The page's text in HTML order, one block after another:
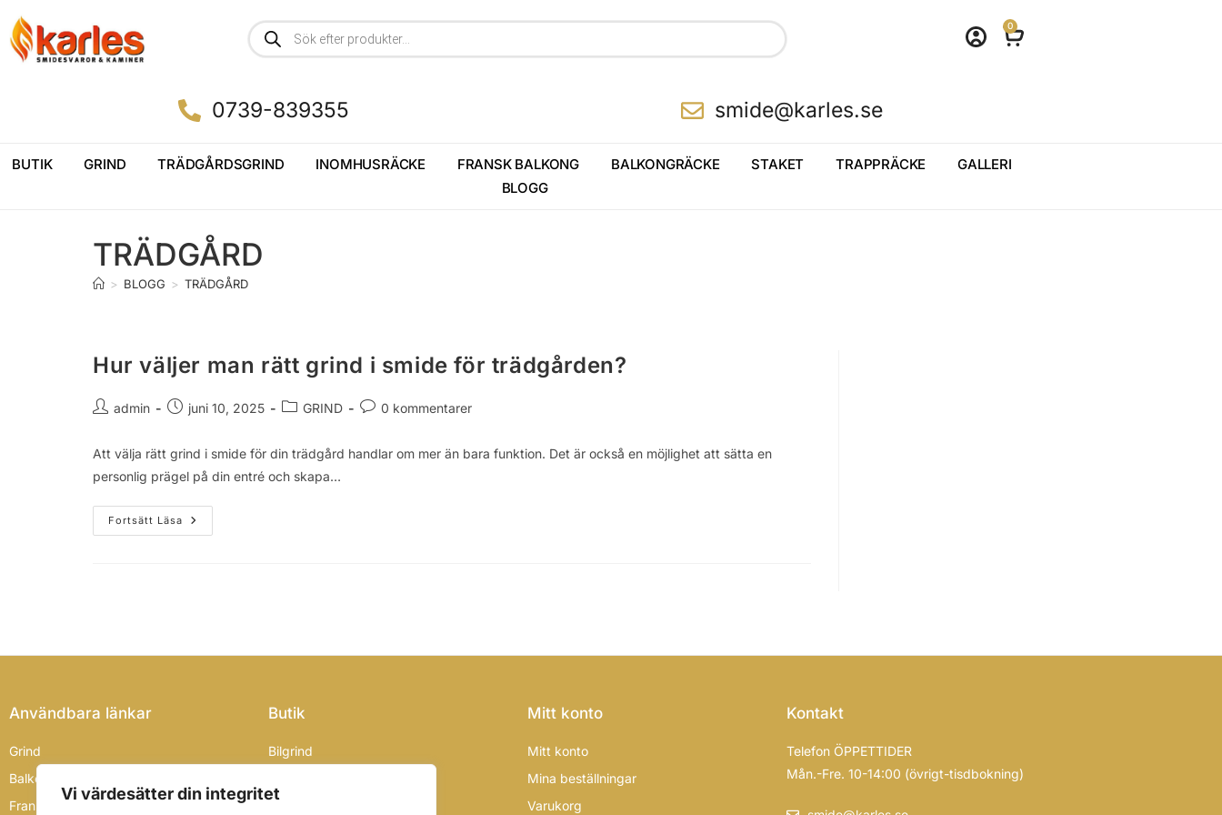
Vi värdesätter din integritet
0
0739-839355 smide@karles.se
BUTIK GRIND TRÄDGÅRDSGRIND INOMHUSRÄCKE FRANSK BALKONG BALKONGRÄCKE STAKET TRAPPRÄCKE
GALLERI
BLOGG
TRÄDGÅRD
> BLOGG > TRÄDGÅRD
Hur väljer man rätt grind i smide för trädgården?
admin juni 10, 2025 GRIND 0 kommentarer
Att välja rätt grind i smide för din trädgård handlar om mer än bara funktion. Det är också en möjlighet att sätta en
personlig prägel på din entré och skapa…
Fortsätt Läsa
Användbara länkar
Grind
Balkongräcke
Fransk balkong
Butik
Bilgrind
Fransk balkong
Mitt konto
Mitt konto
Mina beställningar
Varukorg
Kontakt
Telefon ÖPPETTIDER
Mån.-Fre. 10-14:00 (övrigt-tisdbokning)